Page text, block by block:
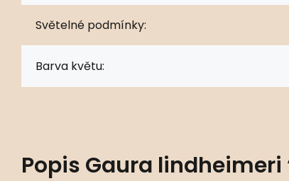
Světelné podmínky:
Barva květu:
Popis Gaura lindheimeri